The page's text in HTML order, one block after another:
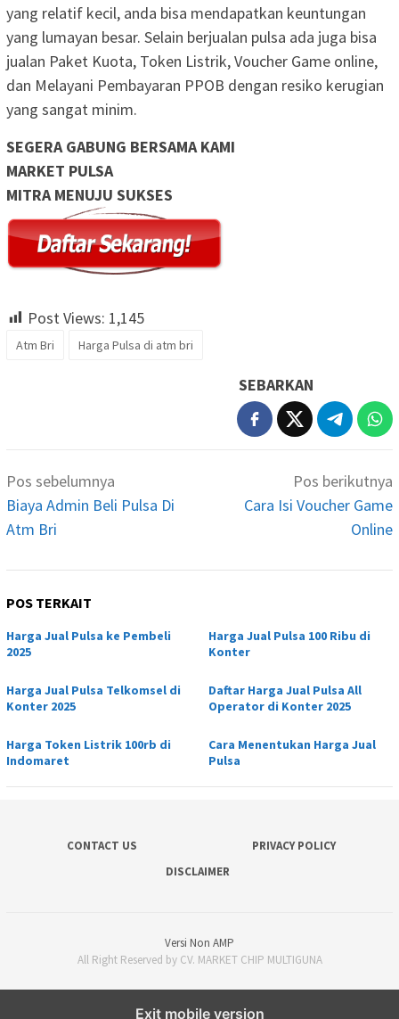
yang relatif kecil, anda bisa mendapatkan keuntungan
yang lumayan besar. Selain berjualan pulsa ada juga bisa
jualan Paket Kuota, Token Listrik, Voucher Game online,
dan Melayani Pembayaran PPOB dengan resiko kerugian
yang sangat minim.
SEGERA GABUNG BERSAMA KAMI
MARKET PULSA
MITRA MENUJU SUKSES
Post Views: 1,145
Atm Bri Harga Pulsa di atm bri
SEBARKAN
Navigasi
pos
Pos sebelumnya
Biaya Admin Beli Pulsa Di
Atm Bri
Pos berikutnya
Cara Isi Voucher Game
Online
POS TERKAIT
Harga Jual Pulsa ke Pembeli
2025
Harga Jual Pulsa 100 Ribu di
Konter
Harga Jual Pulsa Telkomsel di
Konter 2025
Daftar Harga Jual Pulsa All
Operator di Konter 2025
Harga Token Listrik 100rb di
Indomaret
Cara Menentukan Harga Jual
Pulsa
CONTACT US
PRIVACY POLICY
DISCLAIMER
Versi Non AMP
All Right Reserved by CV. MARKET CHIP MULTIGUNA
Exit mobile version